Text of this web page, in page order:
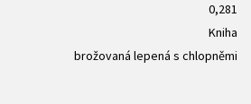
0,281
Kniha
brožovaná lepená s chlopněmi